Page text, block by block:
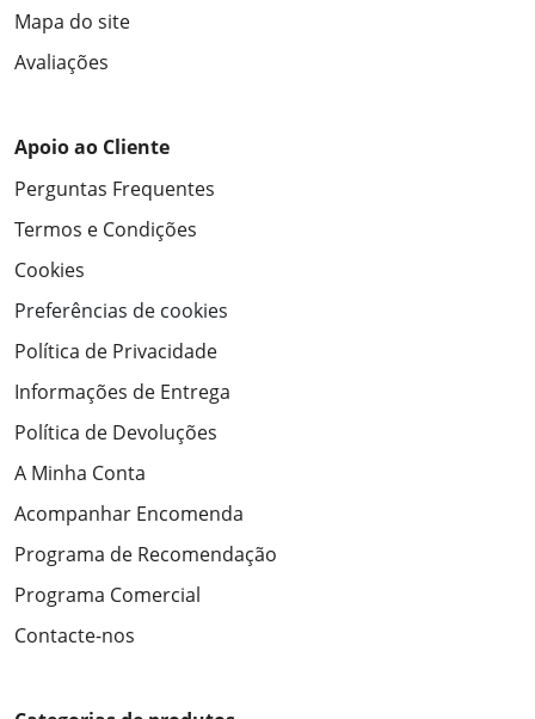
Mapa do site
Avaliações
Apoio ao Cliente
Perguntas Frequentes
Termos e Condições
Cookies
Preferências de cookies
Política de Privacidade
Informações de Entrega
Política de Devoluções
A Minha Conta
Acompanhar Encomenda
Programa de Recomendação
Programa Comercial
Contacte-nos